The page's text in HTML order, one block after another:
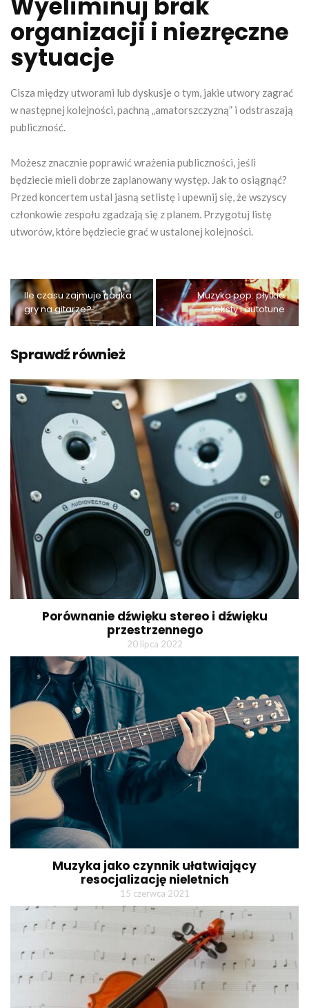
organizacji i niezręczne
sytuacje
Cisza między utworami lub dyskusje o tym, jakie utwory zagrać
w następnej kolejności, pachną „amatorszczyzną” i odstraszają
publiczność.
Możesz znacznie poprawić wrażenia publiczności, jeśli
będziecie mieli dobrze zaplanowany występ. Jak to osiągnąć?
Przed koncertem ustal jasną setlistę i upewnij się, że wszyscy
członkowie zespołu zgadzają się z planem. Przygotuj listę
utworów, które będziecie grać w ustalonej kolejności.
Ile czasu zajmuje nauka
gry na gitarze?
Muzyka pop: płytkie
teksty i autotune
Sprawdź również
Porównanie dźwięku stereo i dźwięku
przestrzennego
20 lipca 2022
Muzyka jako czynnik ułatwiający
resocjalizację nieletnich
15 czerwca 2021